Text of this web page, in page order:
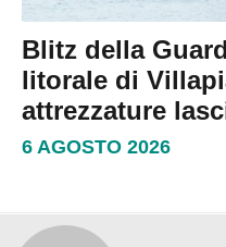
Blitz della
litorale di
attrezzature
6 AGOSTO 2026